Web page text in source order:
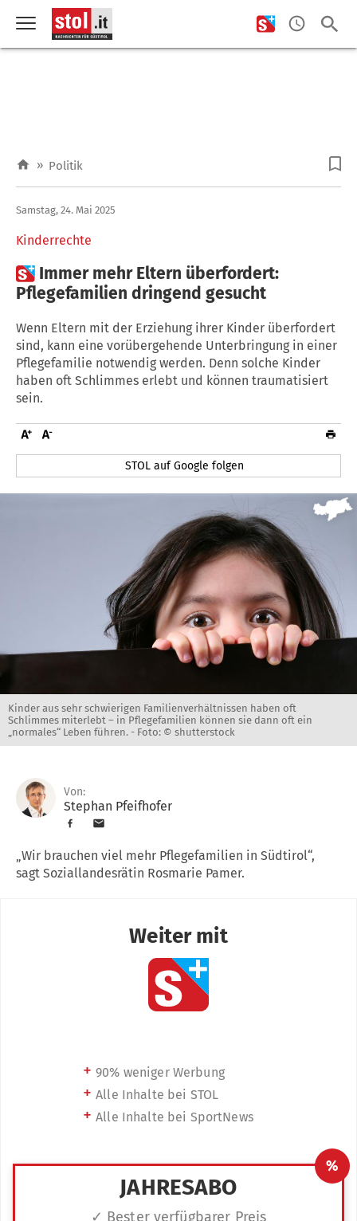
» Politik
Kinderrechte
Samstag, 24. Mai 2025
 Immer mehr Eltern überfordert:
Pflegefamilien dringend gesucht
Wenn Eltern mit der Erziehung ihrer Kinder überfordert
sind, kann eine vorübergehende Unterbringung in einer
Pflegefamilie notwendig werden. Denn solche Kinder
haben oft Schlimmes erlebt und können traumatisiert
sein.
STOL auf Google folgen
Kinder aus sehr schwierigen Familienverhältnissen haben oft
Schlimmes miterlebt – in Pflegefamilien können sie dann oft ein
„normales“ Leben führen. - Foto: © shutterstock
Von:
Stephan Pfeifhofer
„Wir brauchen viel mehr Pflegefamilien in Südtirol“,
sagt Soziallandesrätin Rosmarie Pamer.